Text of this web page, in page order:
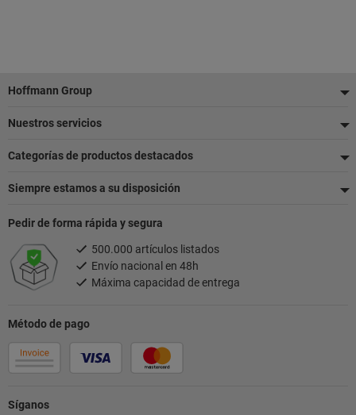
Pie
de
página
Hoffmann Group
Nuestros servicios
Categorías de productos destacados
Siempre estamos a su disposición
Síganos
Método de pago
Pedir de forma rápida y segura
500.000 artículos listados
Envío nacional en 48h
Máxima capacidad de entrega